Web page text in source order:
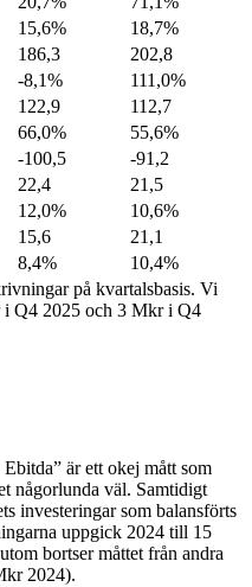
15,6%
18,7%
186,3
202,8
-8,1%
111,0%
122,9
112,7
66,0%
55,6%
-100,5
-91,2
22,4
21,5
12,0%
10,6%
15,6
21,1
8,4%
10,4%
på kvartalsbasis. Vi
i Q4 2025 och 3 Mkr i Q4
är ett okej mått som
någorlunda väl. Samtidigt
investeringar som balansförts
uppgick 2024 till 15
bortser måttet från andra
2024).